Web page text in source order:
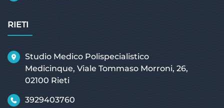
RIETI
Studio Medico Polispecialistico
Medicinque, Viale Tommaso Morroni, 26,
02100 Rieti
3929403760